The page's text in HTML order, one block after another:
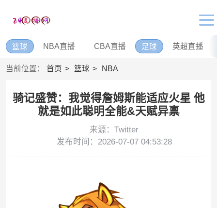
篮球 NBA直播 CBA直播 足球 英超直播
当前位置： 首页 篮球 NBA
骑记盛赞：我觉得詹姆斯能适应火星 他
就是如此聪明全能&天赋异禀
来源：Twitter
发布时间：2026-07-07 04:53:28